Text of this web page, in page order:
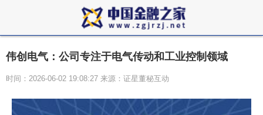
伟创电气：公司专注于电气传动和工业控制领域
时间：2026-06-02 19:08:27 来源：证星董秘互动